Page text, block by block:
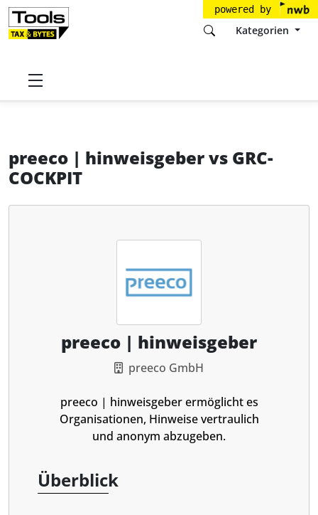
powered by
Kategorien
Startseite
preeco | hinweisgebervs GRC-
COCKPIT
preeco | hinweisgeber
preeco GmbH
preeco | hinweisgeber ermöglicht es
Organisationen, Hinweise vertraulich
und anonym abzugeben.
Überblick